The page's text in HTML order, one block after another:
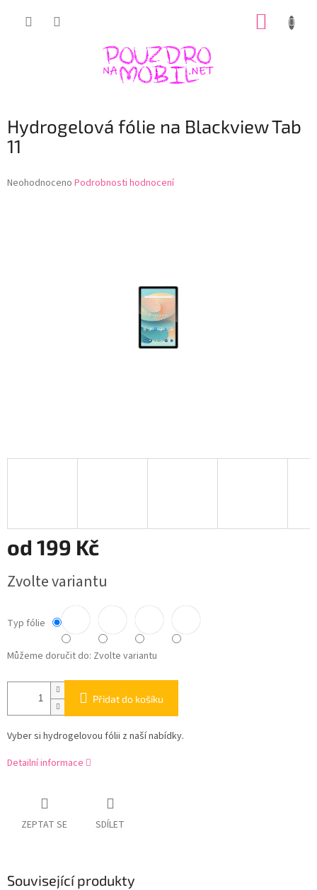
Hydrogelová fólie na Blackview Tab
11
Průměrné
Neohodnoceno Podrobnosti hodnocení
od 199 Kč
cena:
Zvolte variantu
Typ fólie
Můžeme doručit do: Zvolte variantu
Přidat do košíku
Vyber si hydrogelovou fólii z naší nabídky.
Detailní informace
ZEPTAT SE SDÍLET
Související produkty